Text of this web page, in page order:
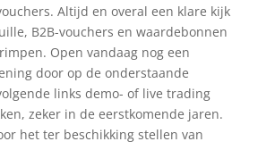
Altijd en overal een klare kijk
B2B-vouchers en waardebonnen
Open vandaag nog een
door op de onderstaande
links demo- of live trading
zeker in de eerstkomende jaren.
het ter beschikking stellen van